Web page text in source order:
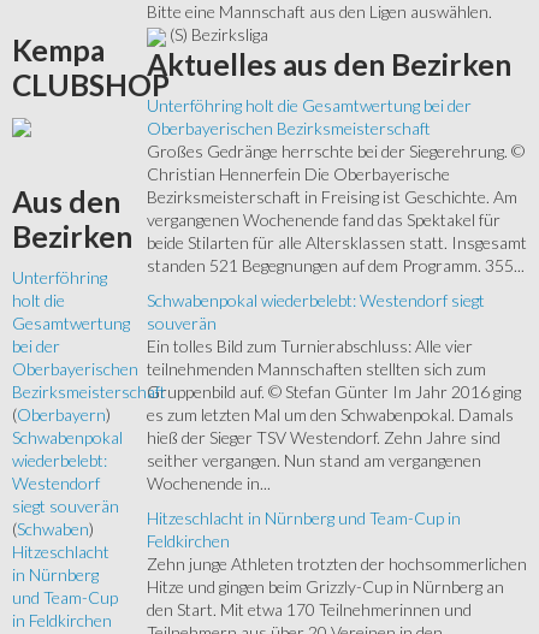
Bitte eine Mannschaft aus den Ligen auswählen.
(S) Bezirksliga
Aktuelles aus den Bezirken
Unterföhring holt die Gesamtwertung bei der
Oberbayerischen Bezirksmeisterschaft
Großes Gedränge herrschte bei der Siegerehrung. ©
Christian Hennerfein Die Oberbayerische
Bezirksmeisterschaft in Freising ist Geschichte. Am
vergangenen Wochenende fand das Spektakel für
beide Stilarten für alle Altersklassen statt. Insgesamt
standen 521 Begegnungen auf dem Programm. 355...
Schwabenpokal wiederbelebt: Westendorf siegt
souverän
Ein tolles Bild zum Turnierabschluss: Alle vier
teilnehmenden Mannschaften stellten sich zum
Gruppenbild auf. © Stefan Günter Im Jahr 2016 ging
es zum letzten Mal um den Schwabenpokal. Damals
hieß der Sieger TSV Westendorf. Zehn Jahre sind
seither vergangen. Nun stand am vergangenen
Wochenende in...
Hitzeschlacht in Nürnberg und Team-Cup in
Feldkirchen
Zehn junge Athleten trotzten der hochsommerlichen
Hitze und gingen beim Grizzly-Cup in Nürnberg an
den Start. Mit etwa 170 Teilnehmerinnen und
Kempa
CLUBSHOP
Aus den
Bezirken
Unterföhring
holt die
Gesamtwertung
bei der
Oberbayerischen
Bezirksmeisterschaft
(Oberbayern)
Schwabenpokal
wiederbelebt:
Westendorf
siegt souverän
(Schwaben)
Hitzeschlacht
in Nürnberg
und Team-Cup
in Feldkirchen